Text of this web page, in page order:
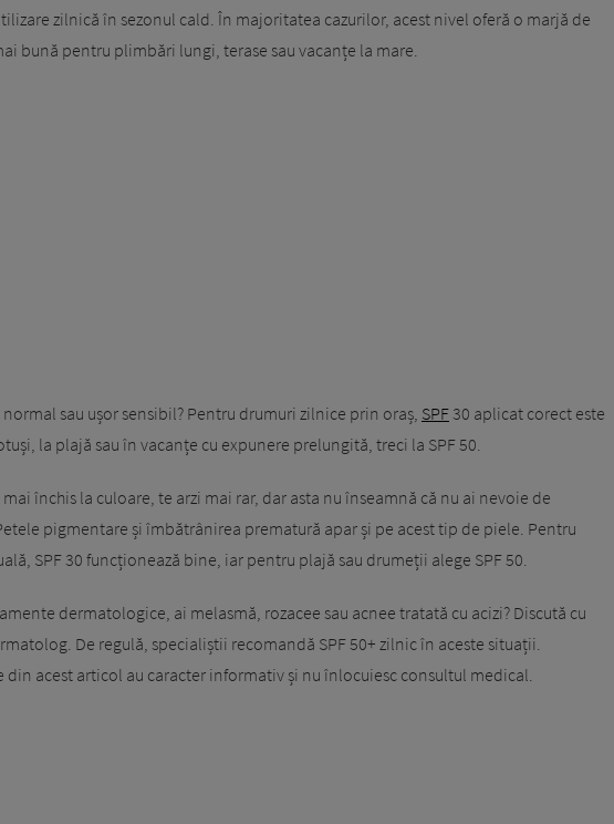
zilnică în sezonul cald. În majoritatea cazurilor, acest nivel oferă o marjă de
bună pentru plimbări lungi, terase sau vacanțe la mare.
sau ușor sensibil? Pentru drumuri zilnice prin oraș, SPF 30 aplicat corect este
la plajă sau în vacanțe cu expunere prelungită, treci la SPF 50.
închis la culoare, te arzi mai rar, dar asta nu înseamnă că nu ai nevoie de
pigmentare și îmbătrânirea prematură apar și pe acest tip de piele. Pentru
SPF 30 funcționează bine, iar pentru plajă sau drumeții alege SPF 50.
dermatologice, ai melasmă, rozacee sau acnee tratată cu acizi? Discută cu
De regulă, specialiștii recomandă SPF 50+ zilnic în aceste situații.
acest articol au caracter informativ și nu înlocuiesc consultul medical.